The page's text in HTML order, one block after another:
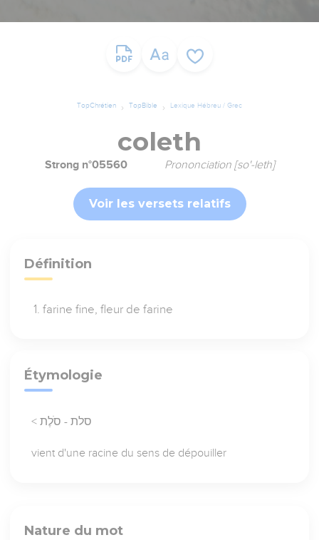
TopChrétien TopBible Lexique Hébreu / Grec
coleth
Strong n°05560 Prononciation [so'-leth]
Voir les versets relatifs
Définition
farine fine, fleur de farine
Étymologie
< סלת - סֹלֶת
vient d'une racine du sens de dépouiller
Nature du mot